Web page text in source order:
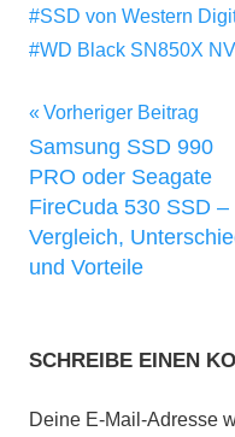
SSD von Western
WD Black SN850X
Vorheriger Beitrag
Samsung SSD 990
PRO oder Seagate
FireCuda 530 SSD –
Vergleich,
und Vorteile
SCHREIBE EINEN
Deine E-Mail-Adresse